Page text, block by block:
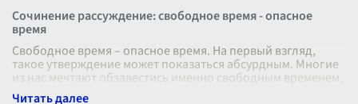
Сочинение рассуждение: свободное время - опасное
время
Свободное время – опасное время. На первый взгляд,
такое утверждение может показаться абсурдным. Многие
из нас мечтают обзавестись именно свободным временем,
когда можно отдохнуть